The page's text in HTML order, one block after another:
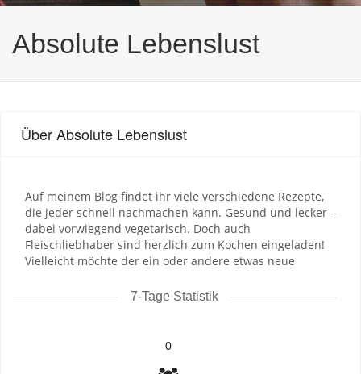
Absolute Lebenslust
Über Absolute Lebenslust
Auf meinem Blog findet ihr viele verschiedene Rezepte,
die jeder schnell nachmachen kann. Gesund und lecker –
dabei vorwiegend vegetarisch. Doch auch
Fleischliebhaber sind herzlich zum Kochen eingeladen!
Vielleicht möchte der ein oder andere etwas neue
7-Tage Statistik
0